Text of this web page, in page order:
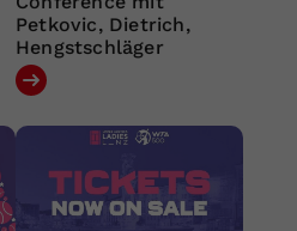
Petkovic, Dietrich,
Hengstschläger